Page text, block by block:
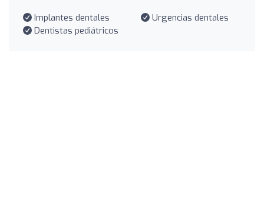
Implantes dentales
Urgencias dentales
Dentistas pediátricos